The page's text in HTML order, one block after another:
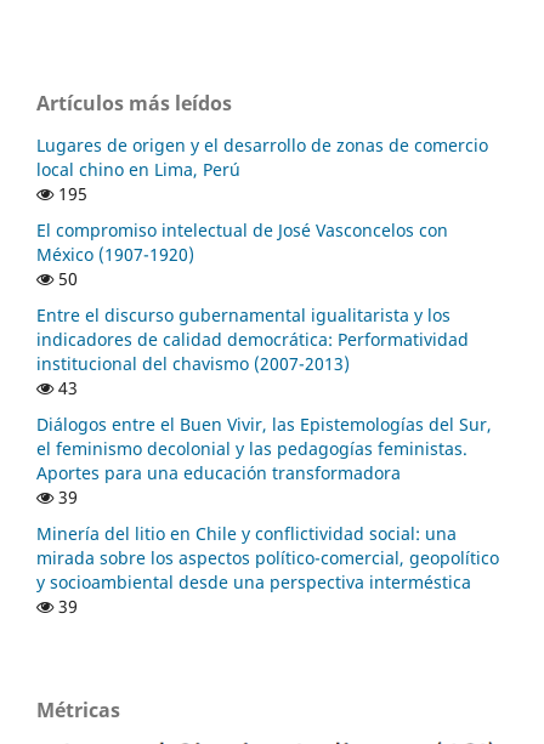
Artículos más leídos
Lugares de origen y el desarrollo de zonas de comercio
local chino en Lima, Perú
195
El compromiso intelectual de José Vasconcelos con
México (1907-1920)
50
Entre el discurso gubernamental igualitarista y los
indicadores de calidad democrática: Performatividad
institucional del chavismo (2007-2013)
43
Diálogos entre el Buen Vivir, las Epistemologías del Sur,
el feminismo decolonial y las pedagogías feministas.
Aportes para una educación transformadora
39
Minería del litio en Chile y conflictividad social: una
mirada sobre los aspectos político-comercial, geopolítico
y socioambiental desde una perspectiva interméstica
39
Métricas